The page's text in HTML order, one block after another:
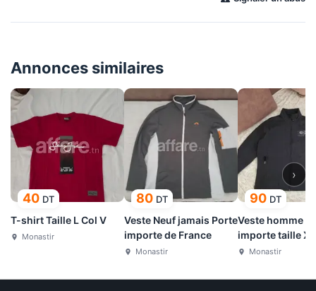
Annonces similaires
40 DT
T-shirt Taille L Col V
Monastir
80 DT
Veste Neuf jamais Porte
importe de France
Monastir
90 DT
Veste homme
importe taille XL
Monastir
›